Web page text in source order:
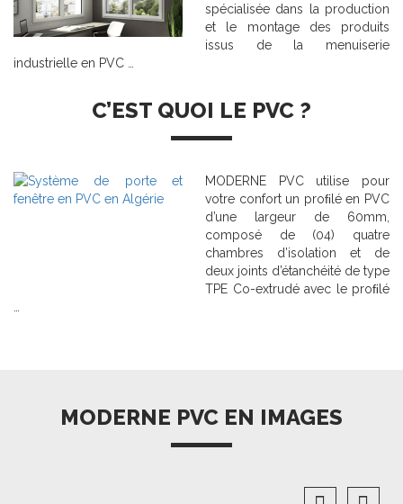
spécialisée dans la production
et le montage des produits
issus de la menuiserie
industrielle en PVC …
C’EST QUOI LE PVC ?
MODERNE PVC utilise pour
votre confort un proﬁlé en PVC
d’une largeur de 60mm,
composé de (04) quatre
chambres d’isolation et de
deux joints d’étanchéité de type
TPE Co-extrudé avec le proﬁlé
MODERNE PVC EN IMAGES